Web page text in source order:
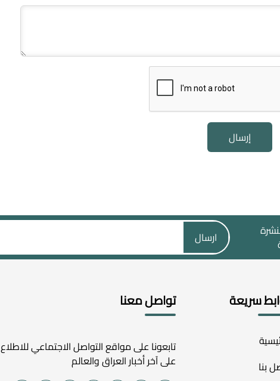
إرسال
ارسال
سريعة
بنا
تواصل معنا
تابعونا على مواقع التواصل الاجتماعي للاطلاع
على آخر أخبار العراق والعالم